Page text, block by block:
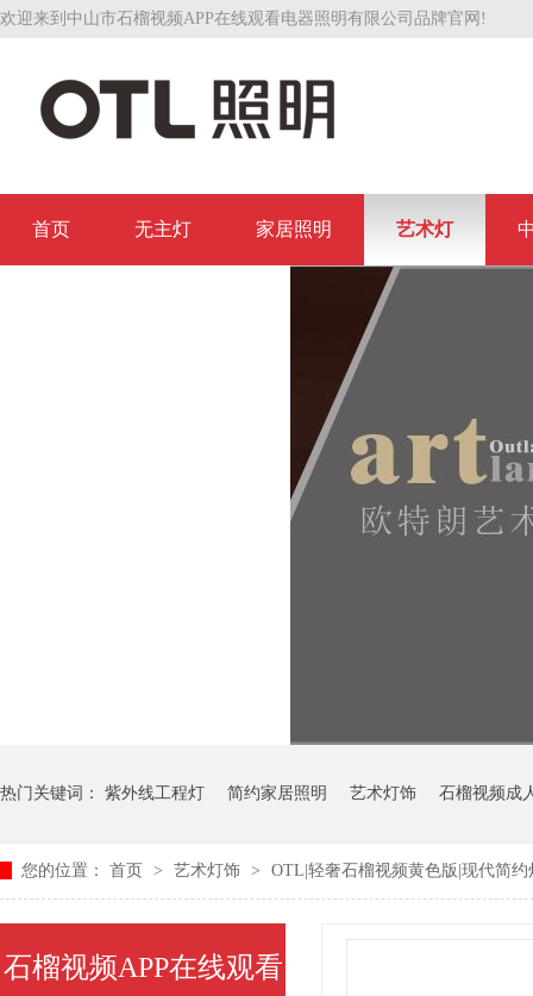
欢迎来到中山市石榴视频APP在线观看电器照明有限公司品牌官网!
首页 无主灯 家居照明 艺术灯
热门关键词： 紫外线工程灯 简约家居照明 艺术灯饰 石榴视频成
您的位置： 首页 > 艺术灯饰 > OTL|轻奢石榴视频黄色版|现代简约
石榴视频APP在线观看